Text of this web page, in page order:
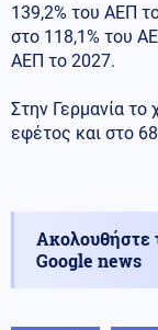
139,2% του ΑΕΠ
στο 118,1% του
ΑΕΠ το 2027.
Στην Γερμανία
εφέτος και στο
Ακολουθήστε
Google news